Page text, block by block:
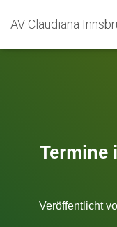
AV Claudiana
Termine
Veröffentlicht